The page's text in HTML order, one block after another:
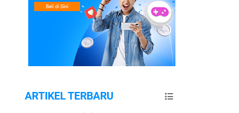
ARTIKEL TERBARU